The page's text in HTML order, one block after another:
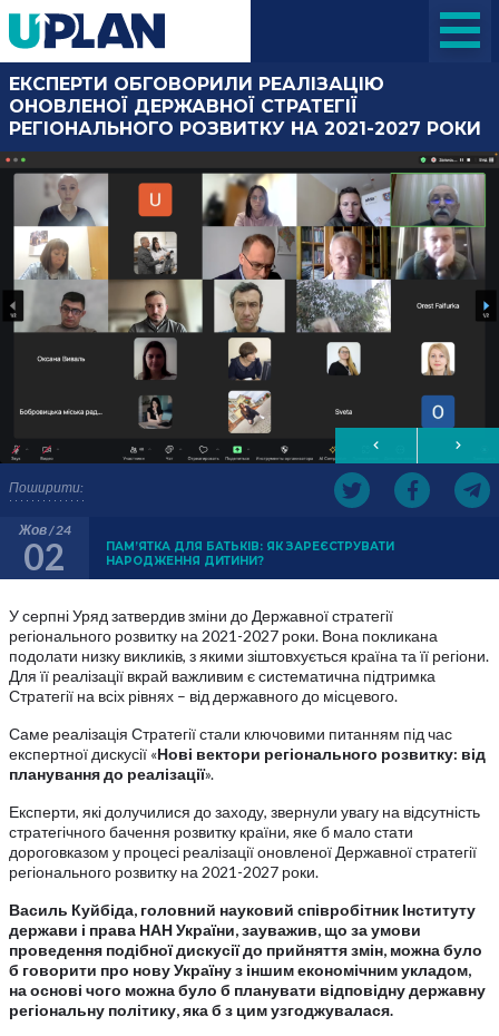
Поширити:
ЕКСПЕРТИ ОБГОВОРИЛИ РЕАЛІЗАЦІЮ
ОНОВЛЕНОЇ ДЕРЖАВНОЇ СТРАТЕГІЇ
РЕГІОНАЛЬНОГО РОЗВИТКУ НА 2021-2027 РОКИ
Жов / 24
02
ПАМ’ЯТКА ДЛЯ БАТЬКІВ: ЯК ЗАРЕЄСТРУВАТИ
НАРОДЖЕННЯ ДИТИНИ?
У серпні Уряд затвердив зміни до Державної стратегії
регіонального розвитку на 2021-2027 роки. Вона покликана
подолати низку викликів, з якими зіштовхується країна та її регіони.
Для її реалізації вкрай важливим є систематична підтримка
Стратегії на всіх рівнях – від державного до місцевого.
Саме реалізація Стратегії стали ключовими питанням під час
експертної дискусії «Нові вектори регіонального розвитку: від
планування до реалізації».
Експерти, які долучилися до заходу, звернули увагу на відсутність
стратегічного бачення розвитку країни, яке б мало стати
дороговказом у процесі реалізації оновленої Державної стратегії
регіонального розвитку на 2021-2027 роки.
Василь Куйбіда, головний науковий співробітник Інституту
держави і права НАН України, зауважив, що за умови
проведення подібної дискусії до прийняття змін, можна було
б говорити про нову Україну з іншим економічним укладом,
на основі чого можна було б планувати відповідну державну
регіональну політику, яка б з цим узгоджувалася.